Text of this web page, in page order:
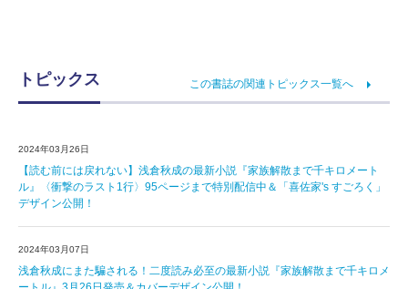
トピックス この書誌の関連トピックス一覧へ
2024年03月26日
【読む前には戻れない】浅倉秋成の最新小説『家族解散まで千キロメート
ル』〈衝撃のラスト1行〉95ページまで特別配信中＆「喜佐家's すごろく」
デザイン公開！
2024年03月07日
浅倉秋成にまた騙される！二度読み必至の最新小説『家族解散まで千キロメ